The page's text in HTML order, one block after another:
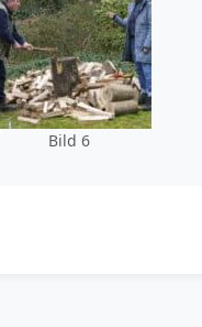
Bild 6